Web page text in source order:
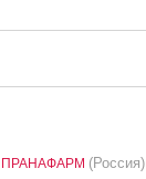
ПРАНАФАРМ (Россия)